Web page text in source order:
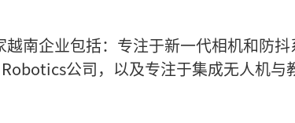
越南企业包括：专注于新一代相机和防抖
公司，以及专注于集成无人机与